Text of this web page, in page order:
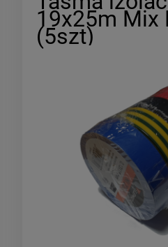
19x25m Mix
(5szt)